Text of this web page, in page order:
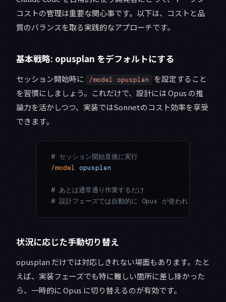
コストの管理は重要な関心事です。以下は、コストと品
質のバランスを取る実践的なアプローチです。
基本戦略: opusplan をデフォルトにする
セッション開始時に /model opusplan
を設定すること
を習慣にしましょう。これだけで、設計には Opus の推
論力を活かしつつ、実装ではSonnetのコスト効率を享受
できます。
# セッション開始直後に実行
/model opusplan
# あとは通常通り作業するだけ
# 設計フェーズでは自動的に Opus が使われる
状況に応じた手動切り替え
opusplan だけでは対応しきれない場面もあります。たと
えば、実装フェーズでも特に難しい箇所に差し掛かった
ら、一時的に Opus に切り替えるのが有効です。